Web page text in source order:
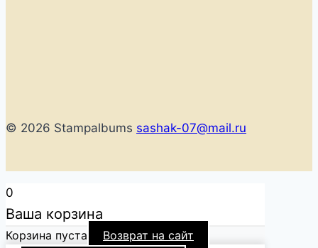
© 2026 Stampalbums sashak-07@mail.ru
0
Ваша корзина
Корзина пуста Возврат на сайт